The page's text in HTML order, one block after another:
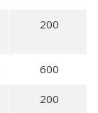
200
600
200